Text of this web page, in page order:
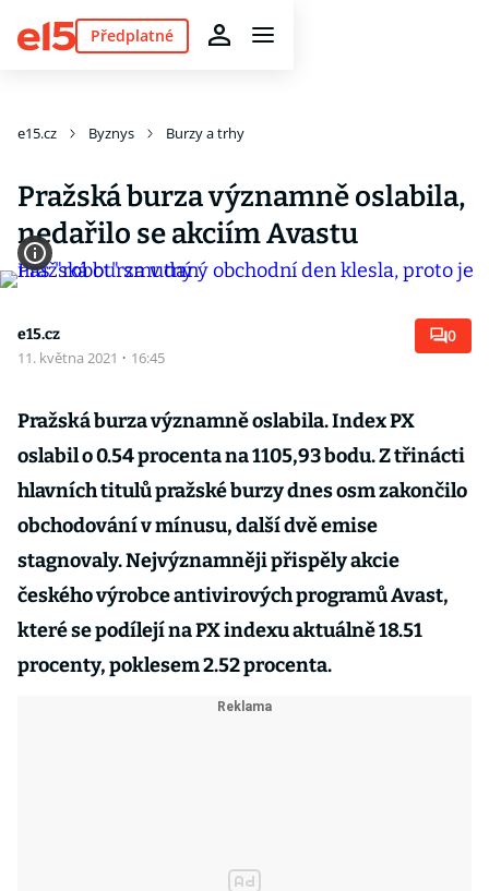
Předplatné
e15.cz Byznys Burzy a trhy
Pražská burza významně oslabila,
nedařilo se akciím Avastu
e15.cz
11. května 2021 · 16:45
0
Pražská burza významně oslabila. Index PX
oslabil o 0.54 procenta na 1105,93 bodu. Z třinácti
hlavních titulů pražské burzy dnes osm zakončilo
obchodování v mínusu, další dvě emise
stagnovaly. Nejvýznamněji přispěly akcie
českého výrobce antivirových programů Avast,
které se podílejí na PX indexu aktuálně 18.51
procenty, poklesem 2.52 procenta.